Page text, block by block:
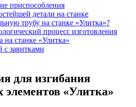
приспособления
детали на станке
трубу на станке «Улитка»?
процесс изготовления
на станке «Улитка»
завитками
для изгибания
элементов «Улитка»